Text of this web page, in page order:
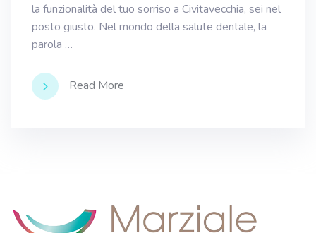
la funzionalità del tuo sorriso a Civitavecchia, sei nel
posto giusto. Nel mondo della salute dentale, la
parola …
Read More